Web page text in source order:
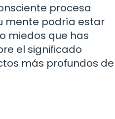
procesa
mente podría estar
miedos que has
el significado
más profundos de